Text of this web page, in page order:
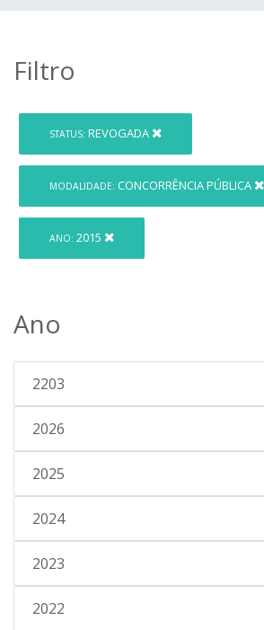
Filtro
STATUS: REVOGADA
MODALIDADE: CONCORRÊNCIA PÚBLICA
ANO: 2015
Ano
2203
2026
2025
2024
2023
2022